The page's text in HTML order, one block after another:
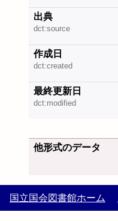
出典
dct:source
作成日
dct:created
最終更新日
dct:modified
他形式のデータ
国立国会図書館ホーム